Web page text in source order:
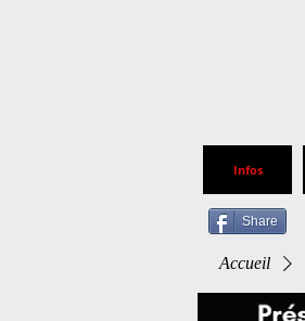
Infos
Share
Accueil